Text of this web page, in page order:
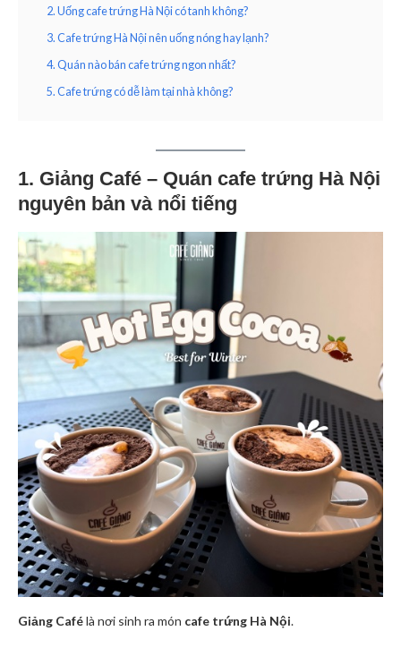
2. Uống cafe trứng Hà Nội có tanh không?
3. Cafe trứng Hà Nội nên uống nóng hay lạnh?
4. Quán nào bán cafe trứng ngon nhất?
5. Cafe trứng có dễ làm tại nhà không?
1. Giảng Café – Quán cafe trứng Hà Nội
nguyên bản và nổi tiếng
Giảng Cafélà nơi sinh ra món cafe trứng Hà Nội.